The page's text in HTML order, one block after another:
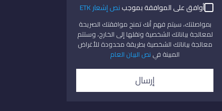
أوافق على الموافقة بموجبنص إشعار ETK
بمواصلتك، سيتم فهم أنك تمنح موافقتك الصريحة
لمعالجة بياناتك الشخصية ونقلها إلى الخارج، وستتم
معالجة بياناتك الشخصية بطريقة محدودة للأغراض
المبينة في نص البيان العام
إرسال